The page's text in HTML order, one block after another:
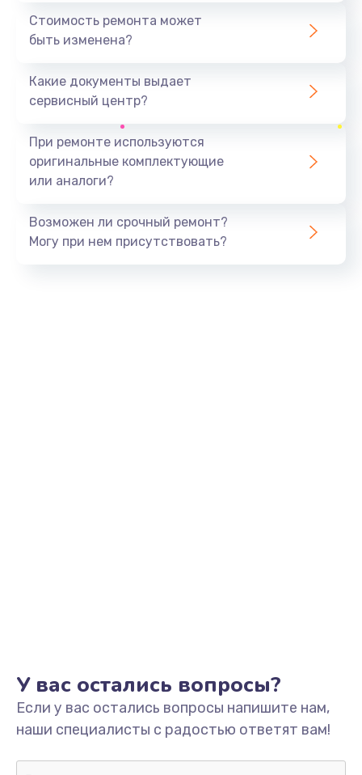
2900 руб.
Восстановление после падения
Пайка и ремонт платы
Заказать
Обновление ПО
500 руб.
Заказать
Стоимость ремонта может
быть изменена?
Какие документы выдает
сервисный центр?
При ремонте используются
оригинальные комплектующие
или аналоги?
Возможен ли срочный ремонт?
Могу при нем присутствовать?
У вас остались вопросы?
Если у вас остались вопросы напишите нам,
наши специалисты с радостью ответят вам!